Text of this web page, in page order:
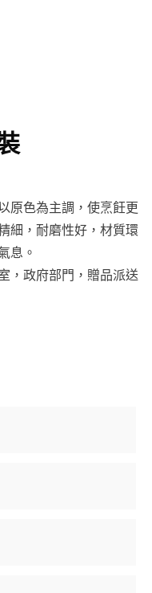
原色為主調，使烹飪更
細，耐磨性好，材質環
息。
，政府部門，贈品派送